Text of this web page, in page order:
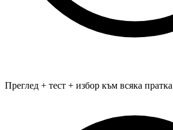
Преглед + тест + избор към всяка пратка